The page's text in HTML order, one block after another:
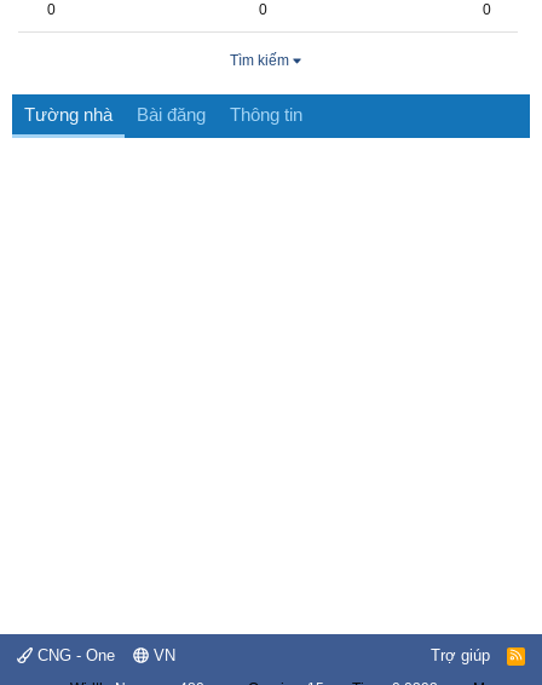
0 0 0
Tìm kiếm
Tường nhà Bài đăng Thông tin
CNG - One VN Trợ giúp
R